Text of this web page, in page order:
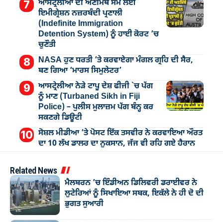
ਆਸਟ੍ਰੇਲੀਆ ਦੀ ਅਣਮਿੱਥੇ ਸਮੇਂ ਲਈ
ਇਮੀਗ੍ਰੇਸ਼ਨ ਨਜ਼ਰਬੰਦੀ ਪ੍ਰਣਾਲੀ
(Indefinite Immigration
Detention System) ਨੂੰ ਹਾਈ ਕੋਰਟ ’ਚ
ਚੁਣੌਤੀ
NASA ਹੁਣ ਧਰਤੀ ’ਤੇ ਕਰਵਾਏਗਾ ਮੰਗਲ ਗ੍ਰਹਿ ਦੀ ਸੈਰ,
ਬਣ ਗਿਆ ‘ਮਾਰਸ ਸਿਮੁਲੇਟਰ’
ਆਸਟ੍ਰੇਲੀਆ ਨੇੜੇ ਟਾਪੂ ਦੇਸ਼ ਫੀਜੀ `ਚ ਪੱਗ
ਨੂੰ ਮਾਣ (Turbaned Sikh in Fiji
Police) – ਪੁਲੀਸ ਮੁਲਾਜ਼ਮ ਪੱਗ ਬੰਨ੍ਹ ਕਰ
ਸਕਣਗੇ ਡਿਊਟੀ
ਸੋਸ਼ਲ ਮੀਡੀਆ ’ਤੇ ਪੋਸਟ ਇੱਕ ਤਸਵੀਰ ਨੇ ਕਰਵਾਇਆ ਔਰਤ
ਦਾ 10 ਲੱਖ ਡਾਲਰ ਦਾ ਨੁਕਸਾਨ, ਜੱਜ ਵੀ ਰਹਿ ਗਏ ਹੈਰਾਨ
Related News
ਮੈਲਬਰਨ ’ਚ ਇੰਡੀਅਨ ਡਿਲਿਵਰੀ ਡਰਾਈਵਰ ਨੇ
ਲੁਟੇਰਿਆਂ ਨੂੰ ਸਿਖਾਇਆ ਸਬਕ, ਇਕੱਲੇ ਨੇ ਹੀ ਦੋ ਦੀ
ਭੁਗਤ ਸੁਆਰੀ